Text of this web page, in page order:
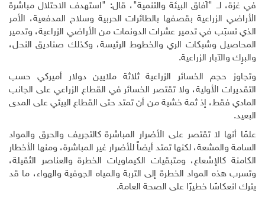
"آفاق البيئة والتنمية"، قال: "استهدف الاحتلال مباشرة
بقصفها بالطائرات الحربية وسلاح المدفعية، الأمر
في تدمير عشرات الدونمات من الأراضي الزراعية، وتدمير
وشبكات الري والخطوط الرئيسة، وكذلك صناديق النحل،
الزراعية.
الخسائر الزراعية ثلاثة ملايين دولار أميركي حسب
الأولية، ولا تقتصر الخسائر في القطاع الزراعي على الجانب
إذ ثمة خشية من أن تمتد حتى القطاع البيئي على المدى
لا تقتصر على الأضرار المباشرة كالتجريف والحرق والمواد
لكنها تمتد أيضاً للأضرار غير المباشرة، ومنها الأخطار
ومتبقيات الكيماويات الخطرة والعناصر الثقيلة،
المواد الخطرة إلى التربة والمياه الجوفية والهواء، ما قد
خطيرًا على الصحة العامة.